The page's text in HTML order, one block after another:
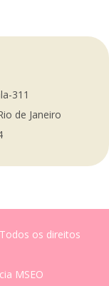
311
de Janeiro
os direitos
MSEO